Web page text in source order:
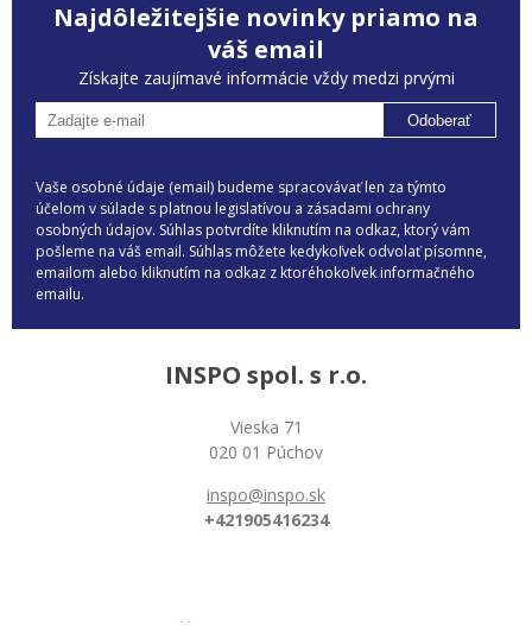
Najdôležitejšie novinky priamo na
váš email
Získajte zaujímavé informácie vždy medzi prvými
Odoberať
Vaše osobné údaje (email) budeme spracovávať len za týmto
účelom v súlade s platnou legislatívou a zásadami ochrany
osobných údajov. Súhlas potvrdíte kliknutím na odkaz, ktorý vám
pošleme na váš email. Súhlas môžete kedykoľvek odvolať písomne,
emailom alebo kliknutím na odkaz z ktoréhokoľvek informačného
emailu.
INSPO spol. s r.o.
Vieska 71
020 01 Púchov
inspo@inspo.sk
+421905416234